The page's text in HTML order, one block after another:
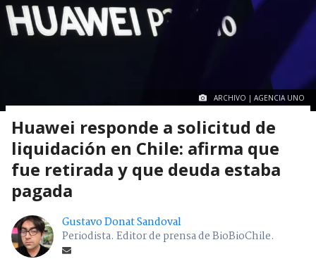
ARCHIVO | AGENCIA UNO
Huawei responde a solicitud de
liquidación en Chile: afirma que
fue retirada y que deuda estaba
pagada
Gustavo Donat Sandoval
Periodista. Editor de prensa de BioBioChile.